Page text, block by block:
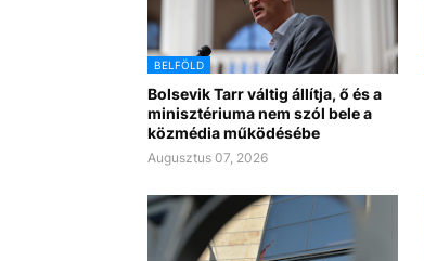
BELFÖLD
Bolsevik Tarr váltig állítja, ő és a
minisztériuma nem szól bele a
közmédia működésébe
Augusztus 07, 2026